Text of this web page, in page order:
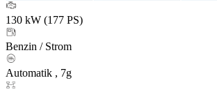
130 kW (177 PS)
Benzin / Strom
Automatik , 7g